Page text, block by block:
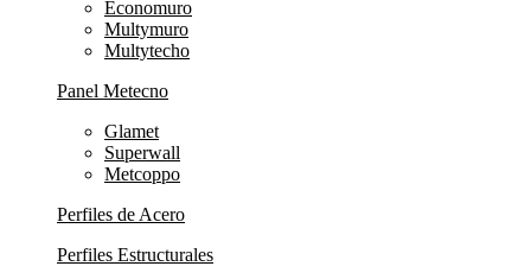
Economuro
Multymuro
Multytecho
Panel Metecno
Glamet
Superwall
Metcoppo
Perfiles de Acero
Perfiles Estructurales